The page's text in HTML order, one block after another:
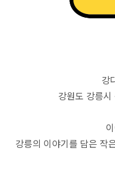
강
강원도 강릉
강릉의 이야기를 담은 작